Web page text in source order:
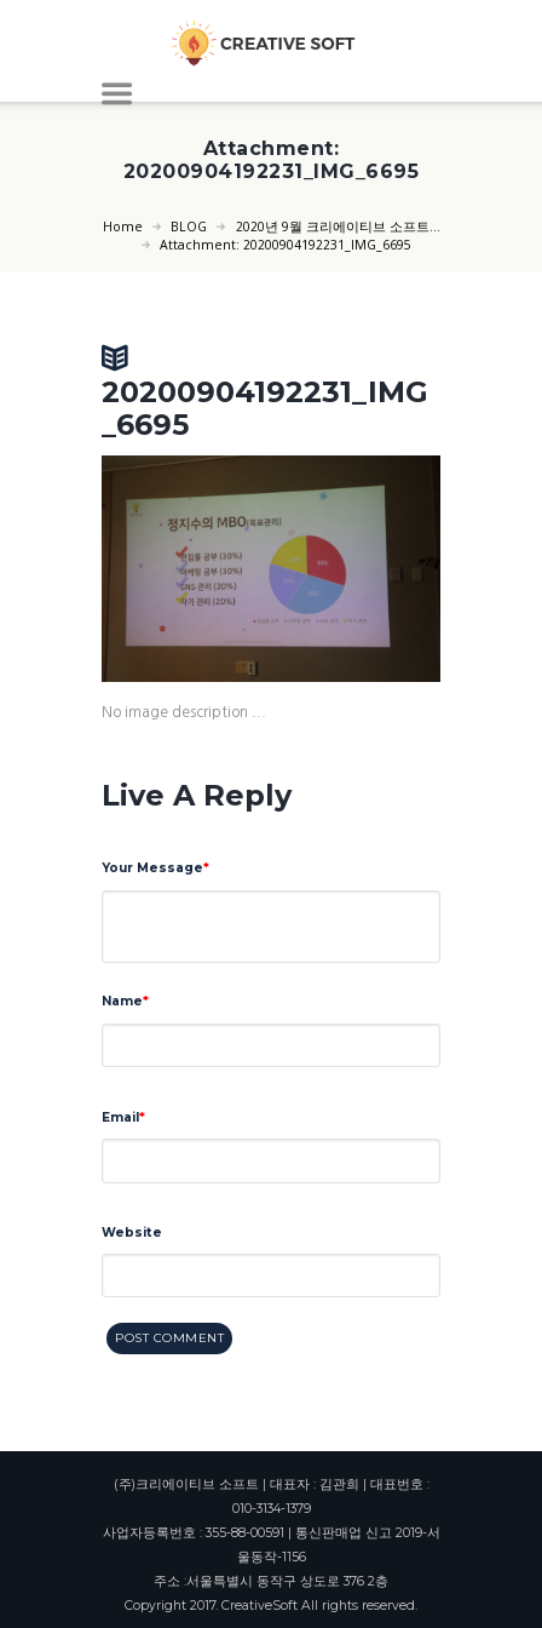
Attachment:
20200904192231_IMG_6695
Home BLOG
2020년 9월 크리에이티브 소프트...
Attachment: 20200904192231_IMG_6695
20200904192231_IMG
_6695
No image description ...
Live A Reply
Your Message
Name
Email
Website
(주)크리에이티브 소프트 | 대표자 : 김관희 | 대표번호 :
010-3134-1379
사업자등록번호 : 355-88-00591 | 통신판매업 신고 2019-서
울동작-1156
주소 :서울특별시 동작구 상도로 376 2층
Copyright 2017. CreativeSoft All rights reserved.